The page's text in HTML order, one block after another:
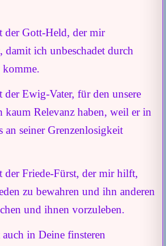
der Gott-Held, der mir
damit ich unbeschadet durch
komme.
Ewig-Vater, für den unsere
kaum Relevanz haben, weil er in
an seiner Grenzenlosigkeit
Friede-Fürst, der mir hilft,
zu bewahren und ihn anderen
und ihnen vorzuleben.
in Deine finsteren